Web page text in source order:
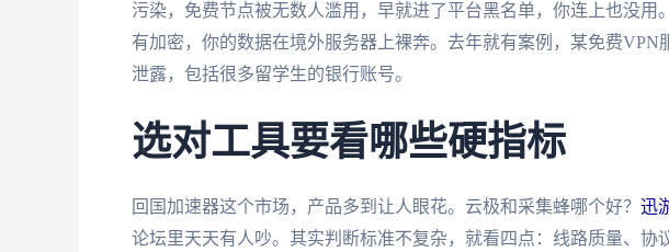
污染，免费节点被无数人滥用，早就进了平台黑名单，你连上也没用
有加密，你的数据在境外服务器上裸奔。去年就有案例，某免费VPN
泄露，包括很多留学生的银行账号。
选对工具要看哪些硬指标
回国加速器这个市场，产品多到让人眼花。云极和采集蜂哪个好？ 迅
论坛里天天有人吵。其实判断标准不复杂，就看四点：线路质量、协